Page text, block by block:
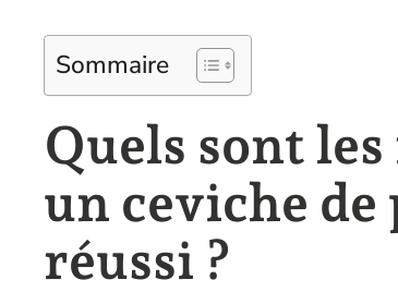
Sommaire
Quels sont
un ceviche de
réussi ?